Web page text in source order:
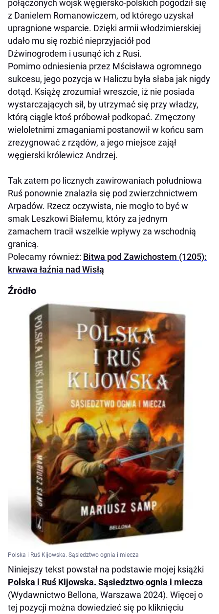
połączonych wojsk węgiersko-polskich pogodził się
z Danielem Romanowiczem, od którego uzyskał
upragnione wsparcie. Dzięki armii włodzimierskiej
udało mu się rozbić nieprzyjaciół pod
Dźwinogrodem i usunąć ich z Rusi.
Pomimo odniesienia przez Mścisława ogromnego
sukcesu, jego pozycja w Haliczu była słaba jak nigdy
dotąd. Książę zrozumiał wreszcie, iż nie posiada
wystarczających sił, by utrzymać się przy władzy,
którą ciągle ktoś próbował podkopać. Zmęczony
wieloletnimi zmaganiami postanowił w końcu sam
zrezygnować z rządów, a jego miejsce zajął
węgierski królewicz Andrzej.
Tak zatem po licznych zawirowaniach południowa
Ruś ponownie znalazła się pod zwierzchnictwem
Arpadów. Rzecz oczywista, nie mogło to być w
smak Leszkowi Białemu, który za jednym
zamachem tracił wszelkie wpływy za wschodnią
granicą.
Polecamy również: Bitwa pod Zawichostem (1205):
krwawa łaźnia nad Wisłą
Źródło
Polska i Ruś Kijowska. Sąsiedztwo ognia i miecza
Niniejszy tekst powstał na podstawie mojej książki
Polska i Ruś Kijowska. Sąsiedztwo ognia i miecza
(Wydawnictwo Bellona, Warszawa 2024). Więcej o
tej pozycji można dowiedzieć się po kliknięciu